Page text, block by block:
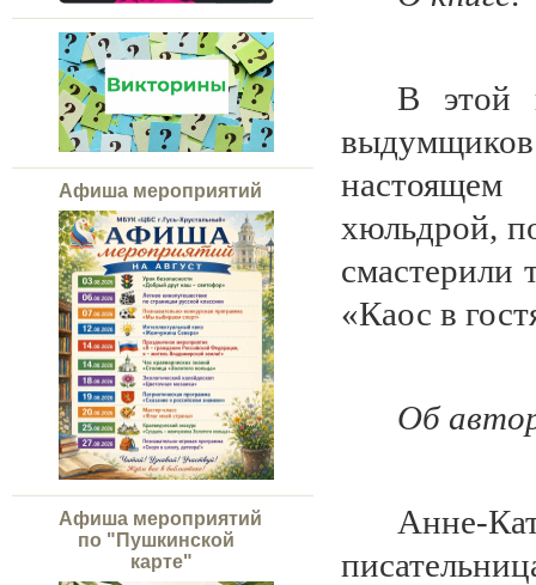
Афиша мероприятий
Афиша мероприятий
по "Пушкинской
карте"
В этой
хюльдрой,
смастерили
«Каос в
Об
Анне-